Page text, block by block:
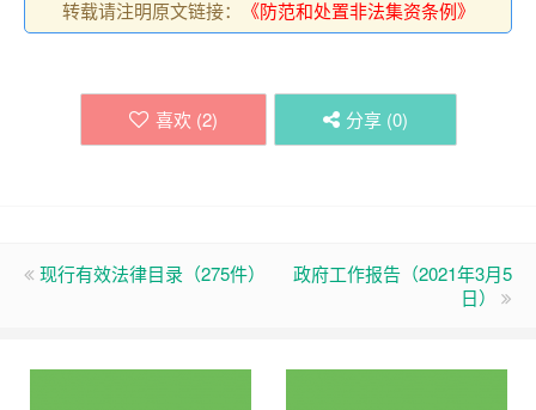
转载请注明原文链接：
《防范和处置非法集资条例》
喜欢 (2) 分享 (0)
现行有效法律目录（275件）
政府工作报告（2021年3月5
日）